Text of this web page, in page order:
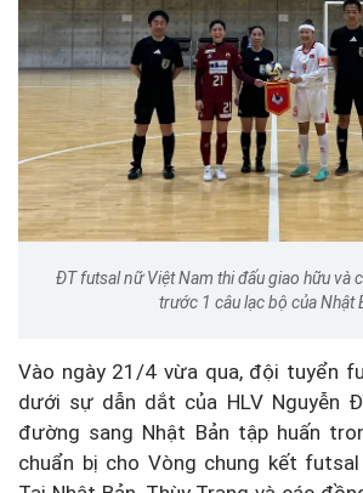
ĐT futsal nữ Việt Nam thi đấu giao hữu và
trước 1 câu lạc bộ của Nhật
Vào ngày 21/4 vừa qua, đội tuyển
dưới sự dẫn dắt của HLV Nguyễn
đường sang Nhật Bản tập huấn
chuẩn bị cho Vòng chung kết